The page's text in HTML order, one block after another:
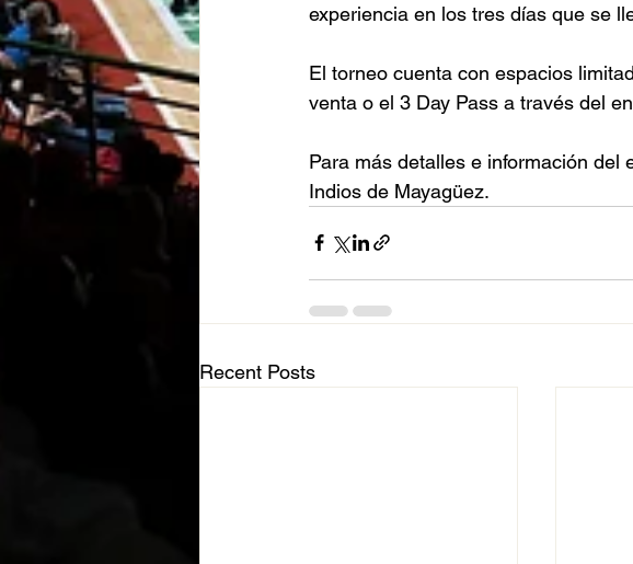
experiencia en los tres días que se
El torneo cuenta con espacios
venta o el 3 Day Pass a través del
Para más detalles e información del
Indios de Mayagüez.
Recent Posts